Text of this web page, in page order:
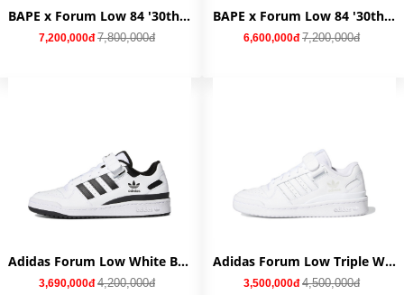
BAPE x Forum Low 84 '30th Anniversary - Blue' ID4772
7,200,000đ 7,800,000đ
BAPE x Forum Low 84 '30th Anniversary - Green' ID4771
6,600,000đ 7,200,000đ
Adidas Forum Low White Black FY7757
3,690,000đ 4,200,000đ
Adidas Forum Low Triple White FY7755
3,500,000đ 4,500,000đ